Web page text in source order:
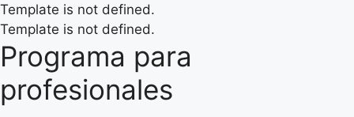
Template is not defined.
Template is not defined.
Programa para
profesionales